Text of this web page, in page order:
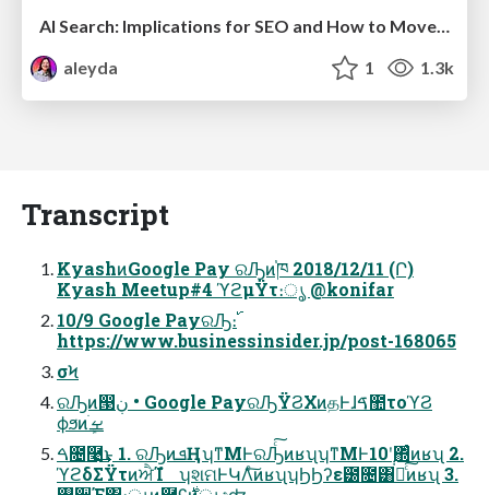
aleyda
1 1.3k
Transcript
KyashͷGoogle Pay ରԠͷ֓ཁ 2018/12/11 (Ր)
Kyash Meetup#4 ϓϩμΫτ։ൃ @konifar
10/9 Google PayରԠ։࢝
https://www.businessinsider.jp/post-168065
σϞ
ରԠͷ൓ڹ • Google PayରԠΫϨΧͷதͰɺࠃ಺τοϓϨ
ϕϧͷܾࡁֹ
ࠓ೔࿩͢͜ͱ 1. ରԠͷܦҢ ʮͳΜͰରԠͨ͠ͷʁʯʮͳΜͰ10݄ʹ΍ͬͨͷʁʯ 2.
ϓϩδΣΫτͷਐΊํ ʮશମͰԿΛͨ͠ͷʁʯʮϦϦʔε౰೔͸Կͨ͠ͷʁʯ 3.